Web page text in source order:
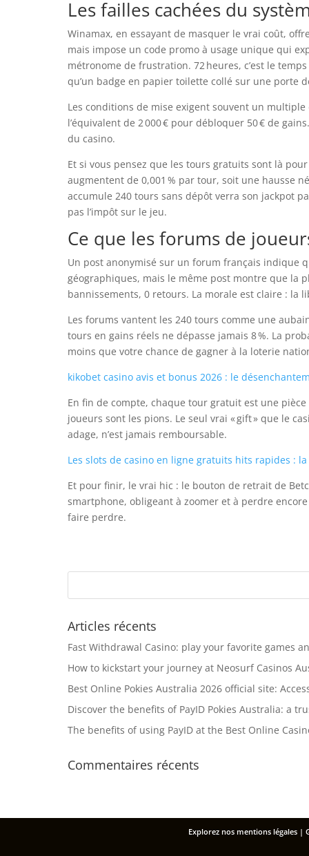
Les failles cachées du
Winamax, en essayant de masquer le vrai coût,
mais impose un code promo à usage unique qui
métronome de frustration. 72 heures, c’est le
qu’un badge en papier toilette collé sur une porte
Les conditions de mise exigent souvent un multiple
l’équivalent de 2 000 € pour débloquer 50 € de
du casino.
Et si vous pensez que les tours gratuits sont là
augmentent de 0,001 % par tour, soit une hausse
accumule 240 tours sans dépôt verra son jackpot
pas l’impôt sur le jeu.
Ce que les forums de
Un post anonymisé sur un forum français indique
géographiques, mais le même post montre que la
bannissements, 0 retours. La morale est claire : la
Les forums vantent les 240 tours comme une
tours en gains réels ne dépasse jamais 8 %. La
moins que votre chance de gagner à la loterie
kikobet casino avis et bonus 2026 : le
En fin de compte, chaque tour gratuit est une
joueurs sont les pions. Le seul vrai « gift » que le
adage, n’est jamais remboursable.
Les slots de casino en ligne gratuits hits rapides :
Et pour finir, le vrai hic : le bouton de retrait de
smartphone, obligeant à zoomer et à perdre
faire perdre.
Articles récents
Fast Withdrawal Casino: play your favorite games
How to kickstart your journey at Neosurf Casinos
Best Online Pokies Australia 2026 official site:
Discover the benefits of PayID Pokies Australia: a
The benefits of using PayID at the Best Online
Commentaires récents
Explorez nos mentions légales |